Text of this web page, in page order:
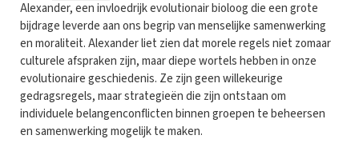
Alexander, een invloedrijk evolutionair bioloog die een grote
bijdrage leverde aan ons begrip van menselijke samenwerking
en moraliteit. Alexander liet zien dat morele regels niet zomaar
culturele afspraken zijn, maar diepe wortels hebben in onze
evolutionaire geschiedenis. Ze zijn geen willekeurige
gedragsregels, maar strategieën die zijn ontstaan om
individuele belangenconflicten binnen groepen te beheersen
en samenwerking mogelijk te maken.